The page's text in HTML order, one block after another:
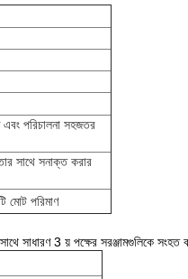
এবং পরিচালনা সহজতর
সাথে সনাক্ত করার
মোট পরিমাণ
সাধারণ 3 য় পক্ষের সরঞ্জামগুলিকে সংহত